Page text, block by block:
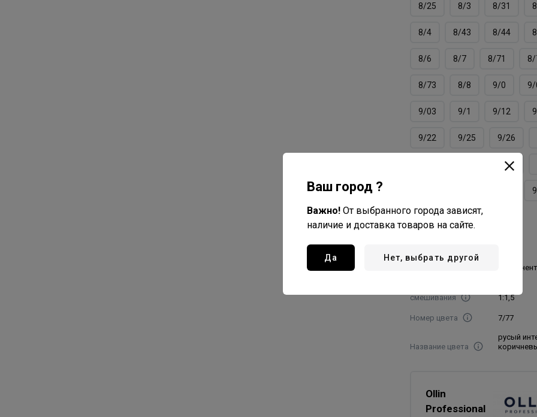
8/25 8/3 8/31
8/4 8/43 8/44
8/6 8/7 8/71 8/
8/73 8/8 9/0 9/
9/03 9/1 9/12
9/22 9/25 9/26
9/43
9/8
смешивания
1:1,5
Номер цвета 7/77
Название цвета
русый
Ollin
Professional
Ваш город ?
Важно! От выбранного города зависят,
наличие и доставка товаров на сайте.
Да Нет, выбрать другой